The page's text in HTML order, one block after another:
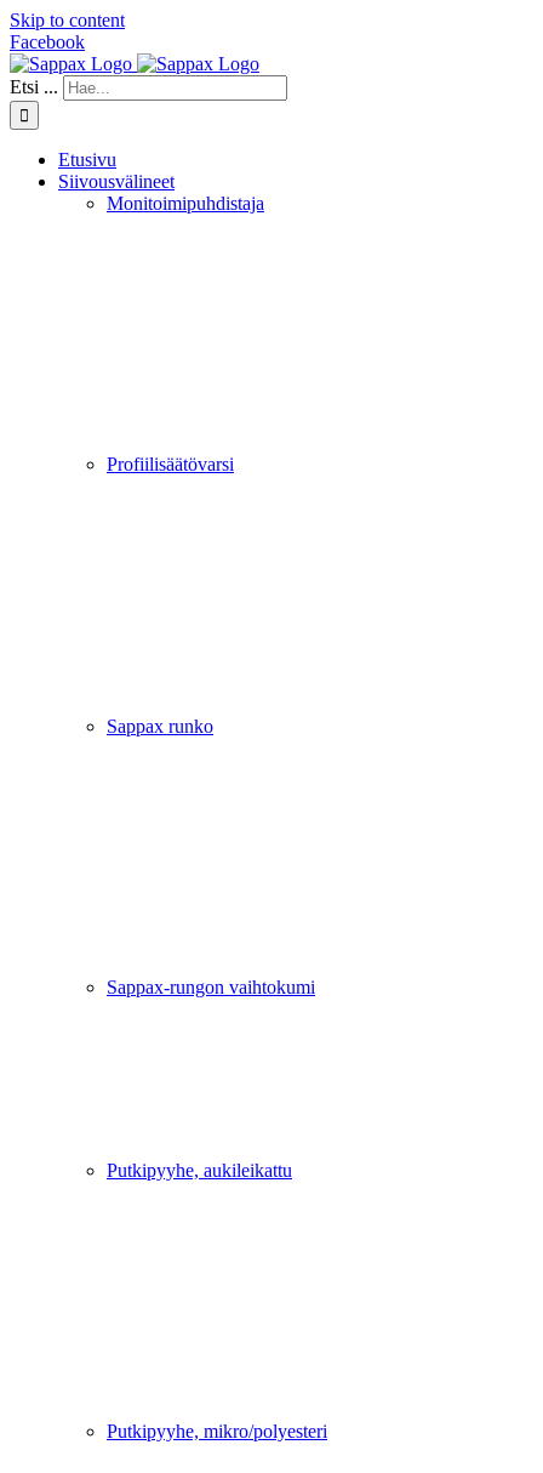
Skip to content
Facebook
Etsi ...
Etusivu
Siivousvälineet
Monitoimipuhdistaja
Profiilisäätövarsi
Sappax runko
Sappax-rungon vaihtokumi
Putkipyyhe, aukileikattu
Putkipyyhe, mikro/polyesteri